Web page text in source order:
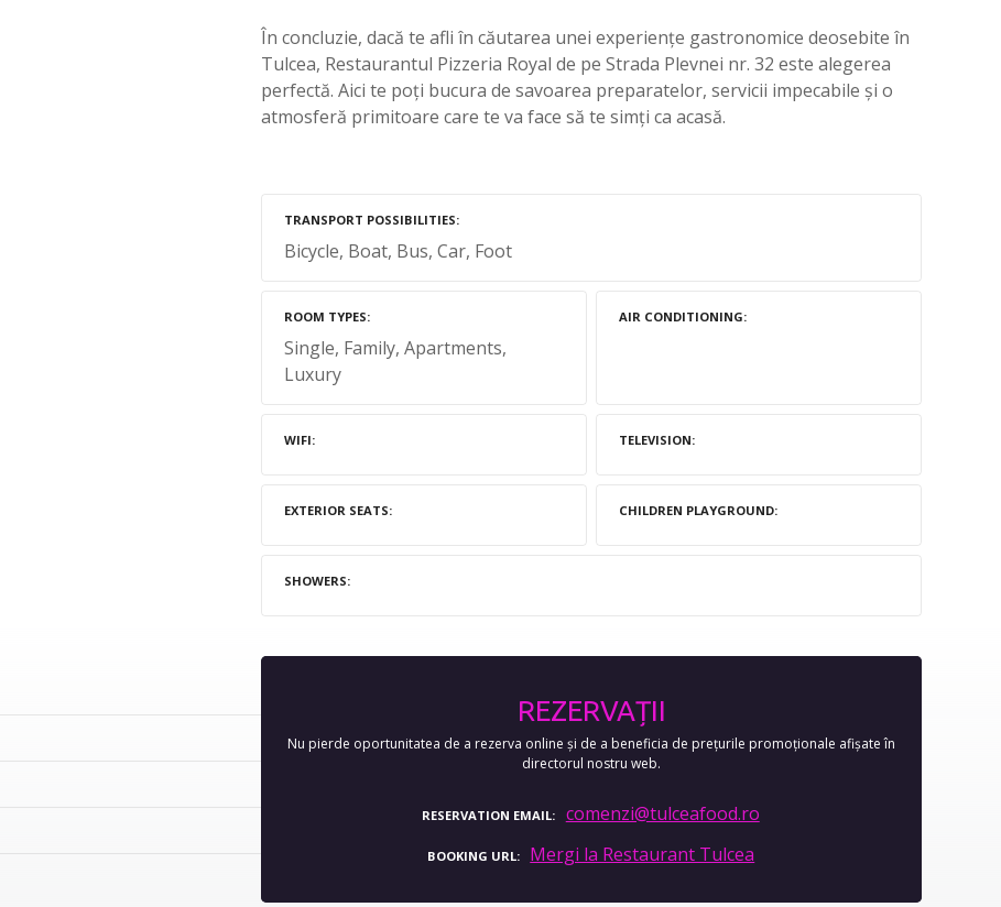
În concluzie, dacă te afli în căutarea unei experiențe gastronomice deosebite în
Tulcea, Restaurantul Pizzeria Royal de pe Strada Plevnei nr. 32 este alegerea
perfectă. Aici te poți bucura de savoarea preparatelor, servicii impecabile și o
atmosferă primitoare care te va face să te simți ca acasă.
TRANSPORT POSSIBILITIES
Bicycle Boat Bus Car Foot
ROOM TYPES
Single Family Apartments
Luxury
AIR CONDITIONING
WIFI TELEVISION
EXTERIOR SEATS CHILDREN PLAYGROUND
SHOWERS
REZERVAȚII
Nu pierde oportunitatea de a rezerva online și de a beneficia de prețurile promoționale afișate în
directorul nostru web.
RESERVATION EMAIL comenzi@tulceafood.ro
BOOKING URL Mergi la Restaurant Tulcea